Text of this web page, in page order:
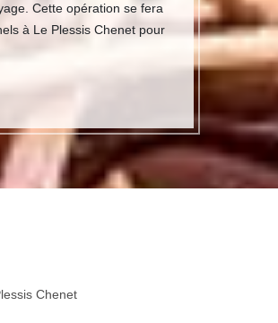
Cette opération se fera
à Le Plessis Chenet pour
Chenet